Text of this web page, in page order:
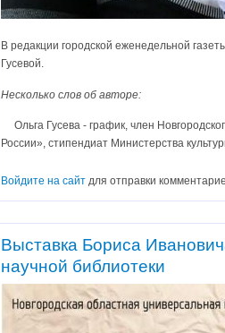
В редакции городской еженедельной
Гусевой.
Несколько слов об авторе:
Ольга Гусева - график, член
России», стипендиат Министерства
Войдите на сайт для отправки
Выставка Бориса
научной библиотеки